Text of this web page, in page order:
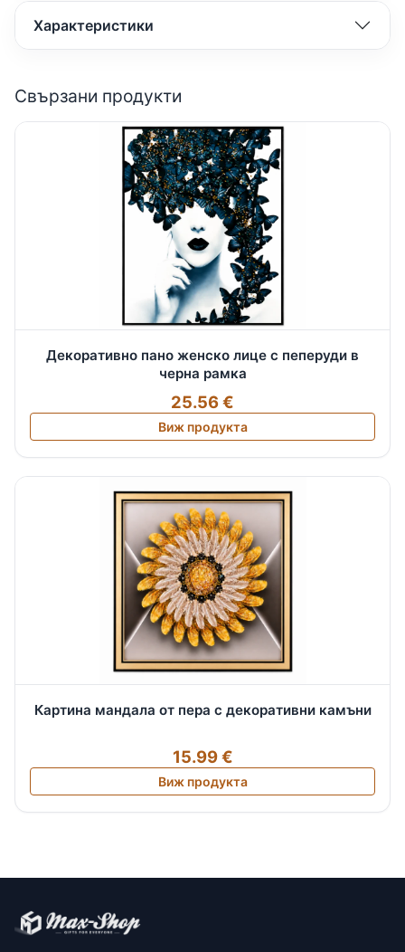
Характеристики
Свързани продукти
Декоративно пано женско лице с пеперуди в
черна рамка
25.56 €
Виж продукта
Картина мандала от пера с декоративни камъни
15.99 €
Виж продукта